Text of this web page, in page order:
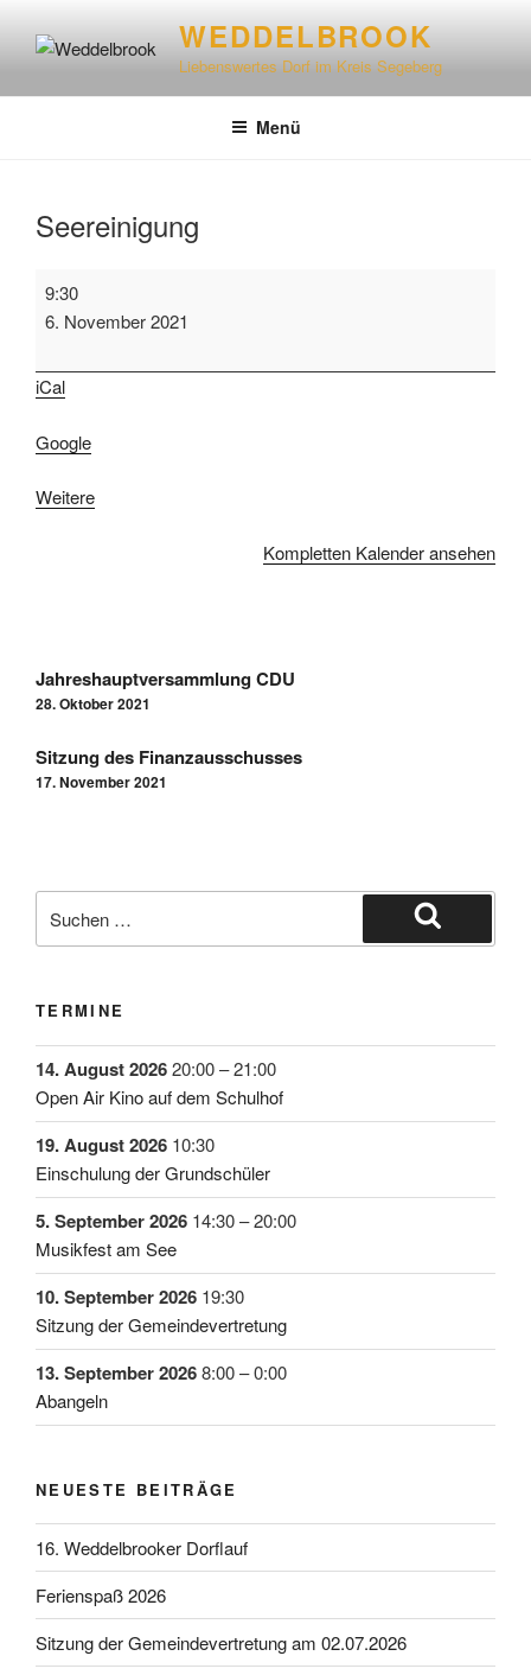
WEDDELBROOK
Liebenswertes Dorf im Kreis Segeberg
Menü
Seereinigung
9:30
6. November 2021
iCal
Google
Weitere
Kompletten Kalender ansehen
Jahreshauptversammlung CDU
28. Oktober 2021
Sitzung des Finanzausschusses
17. November 2021
TERMINE
14. August 202620:00–21:00
Open Air Kino auf dem Schulhof
19. August 2026 10:30
Einschulung der Grundschüler
5. September 2026 14:30–20:00
Musikfest am See
10. September 2026 19:30
Sitzung der Gemeindevertretung
13. September 20268:00–0:00
Abangeln
NEUESTE BEITRÄGE
16. Weddelbrooker Dorflauf
Ferienspaß 2026
Sitzung der Gemeindevertretung am 02.07.2026